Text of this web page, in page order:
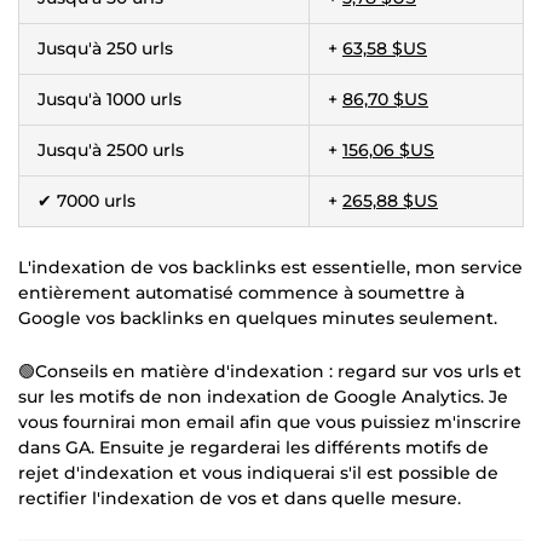
Jusqu'à 250 urls + 63,58 $US
Jusqu'à 1000 urls + 86,70 $US
Jusqu'à 2500 urls + 156,06 $US
✔ 7000 urls + 265,88 $US
L'indexation de vos backlinks est essentielle, mon service
entièrement automatisé commence à soumettre à
Google vos backlinks en quelques minutes seulement.
🟢Conseils en matière d'indexation : regard sur vos urls et
sur les motifs de non indexation de Google Analytics. Je
vous fournirai mon email afin que vous puissiez m'inscrire
dans GA. Ensuite je regarderai les différents motifs de
rejet d'indexation et vous indiquerai s'il est possible de
rectifier l'indexation de vos et dans quelle mesure.